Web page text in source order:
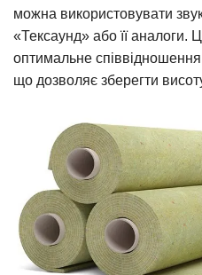
можна використовувати
«Тексаунд» або її аналоги.
оптимальне
що дозволяє зберегти